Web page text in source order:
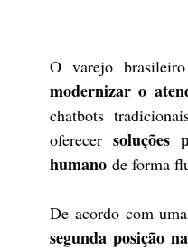
O varejo
modernizar o
chatbots
oferecer soluções
humano de forma
De acordo com
segunda posição